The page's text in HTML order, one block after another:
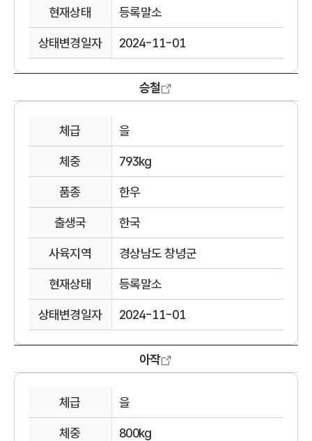
현재상태 등록말소
상태변경일자 2024-11-01
승철
체급 을
체중 793kg
품종 한우
출생국 한국
사육지역 경상남도 창녕군
현재상태 등록말소
상태변경일자 2024-11-01
아작
체급 을
체중 800kg